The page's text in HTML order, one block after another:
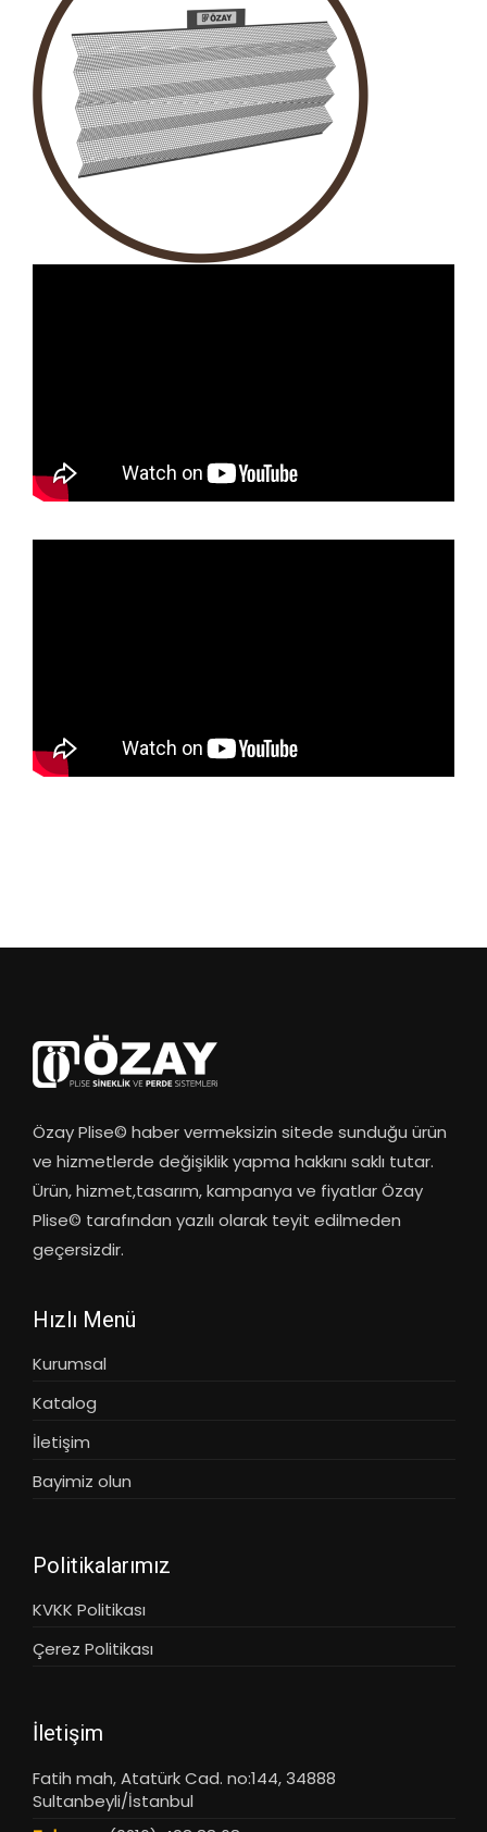
OVAL KASA PROFİLİ
Özay Plise© haber vermeksizin sitede sunduğu ürün
ve hizmetlerde değişiklik yapma hakkını saklı tutar.
Ürün, hizmet,tasarım, kampanya ve fiyatlar Özay
Plise© tarafından yazılı olarak teyit edilmeden
geçersizdir.
Hızlı Menü
Kurumsal
Katalog
İletişim
Bayimiz olun
Politikalarımız
KVKK Politikası
Çerez Politikası
İletişim
Fatih mah, Atatürk Cad. no:144, 34888
Sultanbeyli/İstanbul